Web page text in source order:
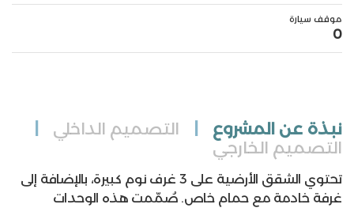
موقف سيارة
0
نبذة عن المشروع التصميم الداخلي
التصميم الخارجي
تحتوي الشقق الأرضية على 3 غرف نوم كبيرة، بالإضافة إلى
غرفة خادمة مع حمام خاص. صُمّمت هذه الوحدات